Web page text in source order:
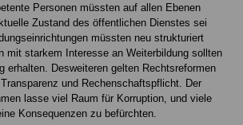
Personen müssten auf allen Ebenen
Zustand des öffentlichen Dienstes sei
müssten neu strukturiert
mit starkem Interesse an Weiterbildung sollten
erhalten. Desweiteren gelten Rechtsreformen
und Rechenschaftspflicht. Der
lasse viel Raum für Korruption, und viele
Konsequenzen zu befürchten.